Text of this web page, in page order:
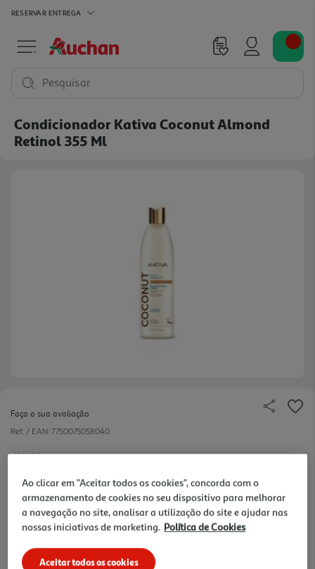
RESERVAR ENTREGA
Pesquisar
Condicionador Kativa Coconut Almond
Retinol 355 Ml
Faça a sua avaliação
Ref. / EAN: 7750075058040
11.11 €/un
11,11 €
Notas de preparação
Ao clicar em "Aceitar todos os cookies", concorda com o
armazenamento de cookies no seu dispositivo para melhorar
a navegação no site, analisar a utilização do site e ajudar nas
nossas iniciativas de marketing. Política de Cookies
Aceitar todos os cookies